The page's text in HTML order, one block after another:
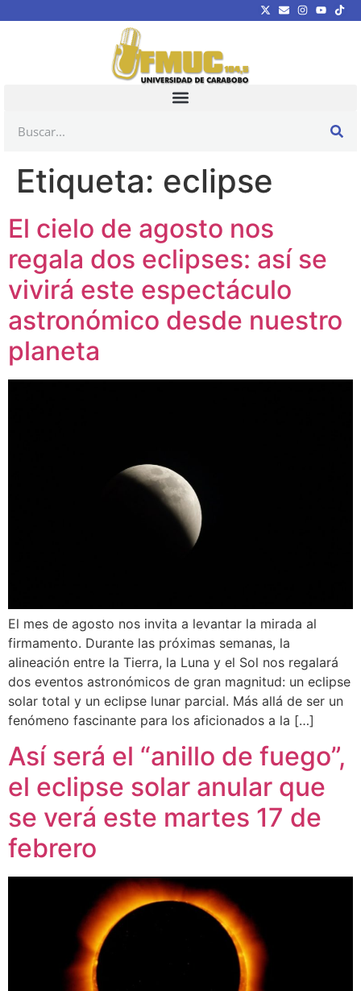
Etiqueta: eclipse
El cielo de agosto nos
regala dos eclipses: así se
vivirá este espectáculo
astronómico desde nuestro
planeta
El mes de agosto nos invita a levantar la mirada al
firmamento. Durante las próximas semanas, la
alineación entre la Tierra, la Luna y el Sol nos regalará
dos eventos astronómicos de gran magnitud: un eclipse
solar total y un eclipse lunar parcial. Más allá de ser un
fenómeno fascinante para los aficionados a la […]
Así será el “anillo de fuego”,
el eclipse solar anular que
se verá este martes 17 de
febrero